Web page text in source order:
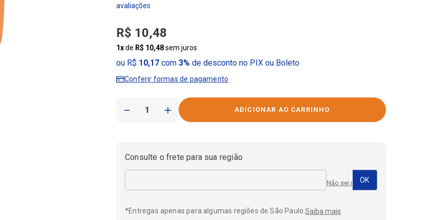
R$ 10,48
1xde R$ 10,48sem juros
ou R$ 10,17 com3% de desconto no PIX ou Boleto
Conferir formas de pagamento
＋
－
Consulte o frete para sua região
Não sei meu CEP
*Entregas apenas para algumas regiões de São Paulo.Saiba mais